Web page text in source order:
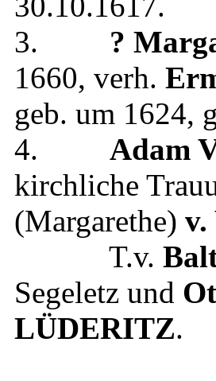
3. ?
1660, verh.
geb. um 1624,
4. Adam
kirchliche
(Margarethe) v.
T.v.
Segeletz und
LÜDERITZ.